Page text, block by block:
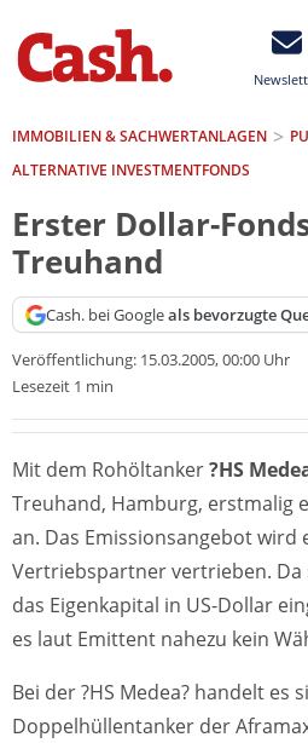
IMMOBILIEN & SACHWERTANLAGEN
ALTERNATIVE INVESTMENTFONDS
Erster Dollar-
Treuhand
Cash. bei Googleals bevorzugte
Veröffentlichung: 15.03.2005, 00:00 Uhr
Lesezeit 1 min
Mit dem Rohöltanker?HS
Treuhand, Hamburg, erstmalig
an. Das Emissionsangebot wird
Vertriebspartner vertrieben. Da
das Eigenkapital in US-Dollar
es laut Emittent nahezu kein
Bei der ?HS Medea? handelt es
Doppelhüllentanker der